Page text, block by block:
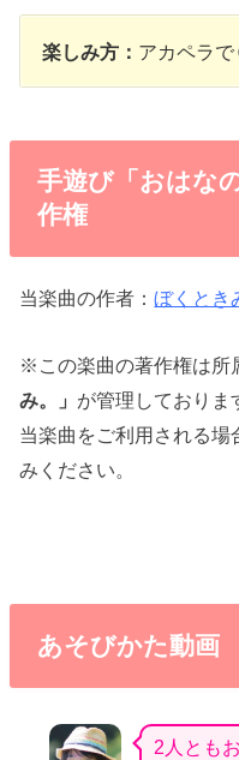
楽しみ方： アカペラで
手遊び「おはな
作権
当楽曲の作者：ぼくとき
※この楽曲の著作権は所
み。」 が管理しておりま
当楽曲をご利用される場
みください。
あそびかた動画
2人とも